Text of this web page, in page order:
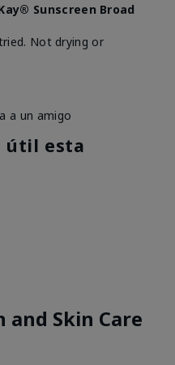
Sunscreen Broad
Not drying or
a un amigo
útil esta
Skin Care